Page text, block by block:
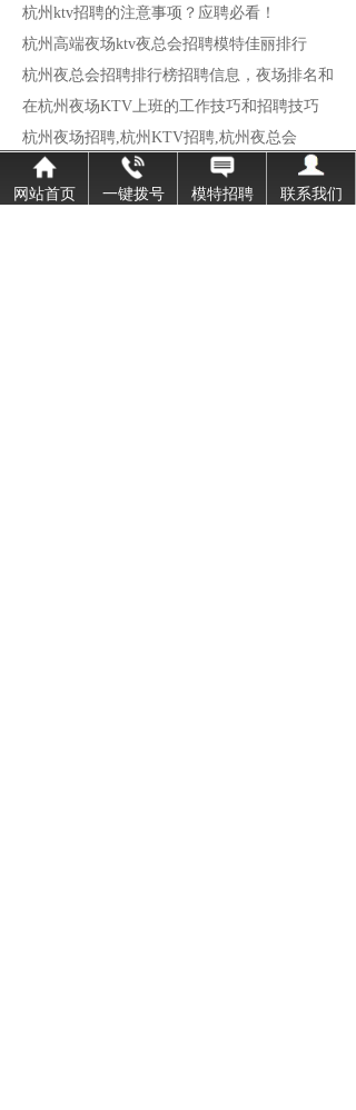
杭州ktv招聘的注意事项？应聘必看！
杭州高端夜场ktv夜总会招聘模特佳丽排行
杭州夜总会招聘排行榜招聘信息，夜场排名和
在杭州夜场KTV上班的工作技巧和招聘技巧
杭州夜场招聘,杭州KTV招聘,杭州夜总会
杭州高端商务KTV直招聘普通模特日薪30
网站首页 一键拨号 模特招聘 联系我们